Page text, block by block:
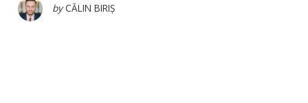
by CĂLIN BIRIȘ